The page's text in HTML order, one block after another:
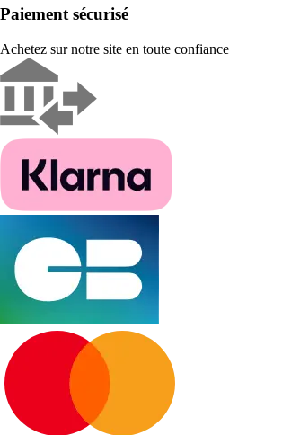
Paiement sécurisé
Achetez sur notre site en toute confiance